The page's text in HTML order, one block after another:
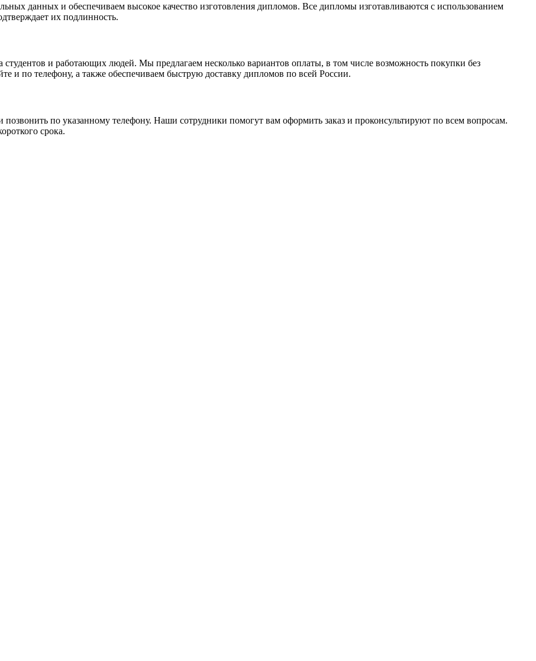
данных и обеспечиваем высокое качество изготовления дипломов. Все дипломы изготавливаются с использованием
их подлинность.
и работающих людей. Мы предлагаем несколько вариантов оплаты, в том числе возможность покупки без
и по телефону, а также обеспечиваем быструю доставку дипломов по всей России.
позвонить по указанному телефону. Наши сотрудники помогут вам оформить заказ и проконсультируют по всем вопросам.
срока.